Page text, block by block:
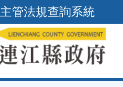
主管法規查詢系統